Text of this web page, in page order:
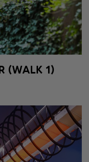
(WALK 1)